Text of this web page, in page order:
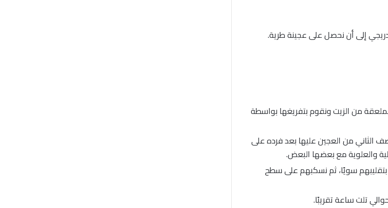
إلى أن نحصل على عجينة طرية.
من الزيت ونقوم بتفريغها بواسطة
الثاني من العجين عليها بعد فرده على
والعلوية مع بعضها البعض.
بتقليبهم سويًا، ثم نسكبهم على سطح